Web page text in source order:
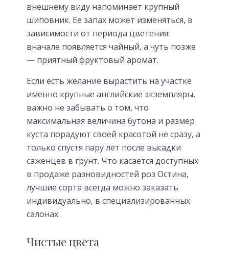
внешнему виду напоминает крупный
шиповник. Ее запах может изменяться, в
зависимости от периода цветения:
вначале появляется чайный, а чуть позже
— приятный фруктовый аромат.
Если есть желание вырастить на участке
именно крупные английские экземпляры,
важно не забывать о том, что
максимальная величина бутона и размер
куста порадуют своей красотой не сразу, а
только спустя пару лет после высадки
саженцев в грунт. Что касается доступных
в продаже разновидностей роз Остина,
лучшие сорта всегда можно заказать
индивидуально, в специализированных
салонах
Чистые цвета